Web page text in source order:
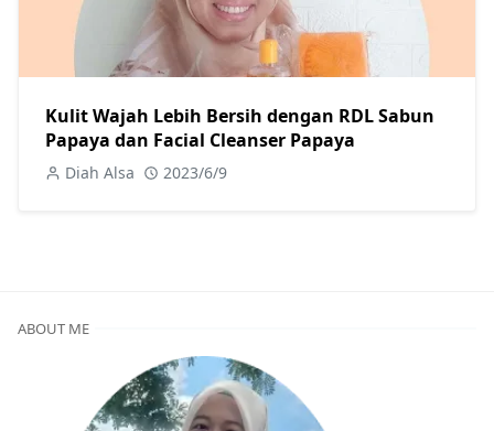
Kulit Wajah Lebih Bersih dengan RDL Sabun
Papaya dan Facial Cleanser Papaya
Diah Alsa 2023/6/9
ABOUT ME